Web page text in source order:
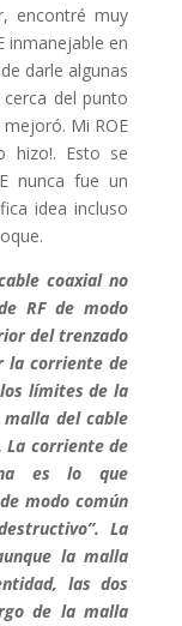
encontré muy
inmanejable en
darle algunas
del punto
Mi ROE
hizo!. Esto se
nunca fue un
idea incluso
coaxial no
RF de modo
del trenzado
la corriente de
límites de la
del cable
corriente de
es lo que
modo común
La
la malla
las dos
de la malla